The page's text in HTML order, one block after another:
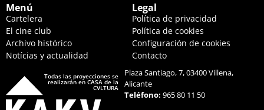
Menú
Cartelera
El cine club
Archivo histórico
Notícias y actualidad
Legal
Política de privacidad
Política de cookies
Configuración de cookies
Contacto
Todas las proyecciones se
realizarán en CASA de la
CVLTURA
Plaza Santiago, 7, 03400 Villena,
Alicante
Teléfono:965 80 11 50